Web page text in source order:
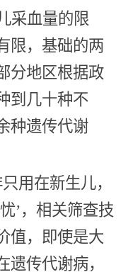
采血量的限
限，基础的两
分地区根据政
到几十种不
种遗传代谢
用在新生儿，
’，相关筛查技
值，即使是大
传代谢病，